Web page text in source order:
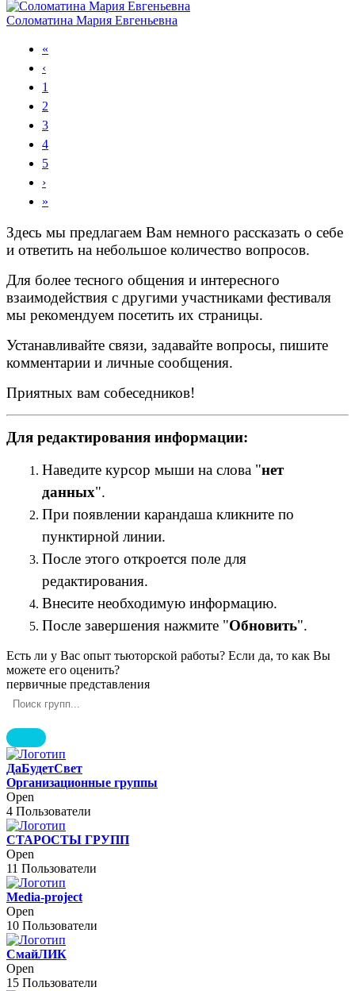
Соломатина Мария Евгеньевна
«
‹
1
2
3
4
5
›
»
Здесь мы предлагаем Вам немного рассказать о себе
и ответить на небольшое количество вопросов.
Для более тесного общения и интересного
взаимодействия с другими участниками фестиваля
мы рекомендуем посетить их страницы.
Устанавливайте связи, задавайте вопросы, пишите
комментарии и личные сообщения.
Приятных вам собеседников!
Для редактирования информации:
Наведите курсор мыши на слова "нет
данных".
При появлении карандаша кликните по
пунктирной линии.
После этого откроется поле для
редактирования.
Внесите необходимую информацию.
После завершения нажмите "Обновить".
Есть ли у Вас опыт тьюторской работы? Если да, то как Вы
можете его оценить?
первичные представления
ДаБудетСвет
Организационные группы
Open
4 Пользователи
СТАРОСТЫ ГРУПП
Open
11 Пользователи
Media-project
Open
10 Пользователи
СмайЛИК
Open
15 Пользователи